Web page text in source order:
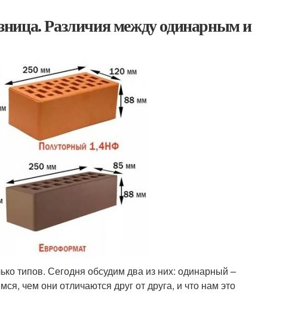
Различия между одинарным и
типов. Сегодня обсудим два из них: одинарный –
чем они отличаются друг от друга, и что нам это